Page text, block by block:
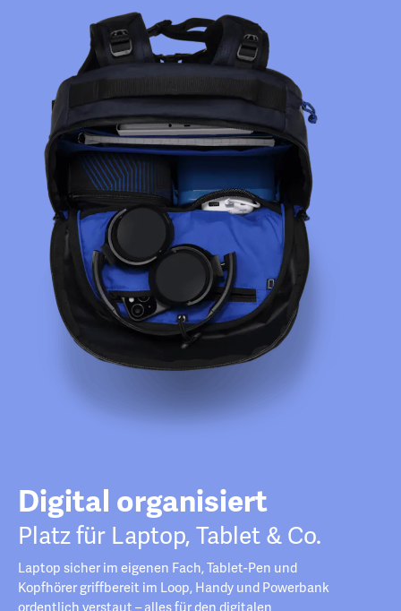
Digital organisiert
Platz für Laptop, Tablet & Co.
Laptop sicher im eigenen Fach, Tablet-Pen und
Kopfhörer griffbereit im Loop, Handy und Powerbank
ordentlich verstaut – alles für den digitalen